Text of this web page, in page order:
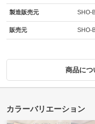
製造販売元 SHO-
販売元 SHO-
商品につ